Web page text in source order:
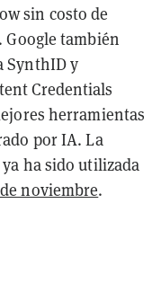
sin costo de
Google también
SynthID y
Credentials
herramientas
por IA. La
ha sido utilizada
noviembre.